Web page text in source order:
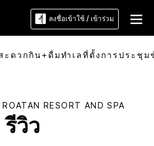
ลงชื่อเข้าใช้ / เข้าร่วม
ะดวกกิน+ดื่มทำเลที่ตั้ง การประชุม
RESORT AND SPA
รีวิว